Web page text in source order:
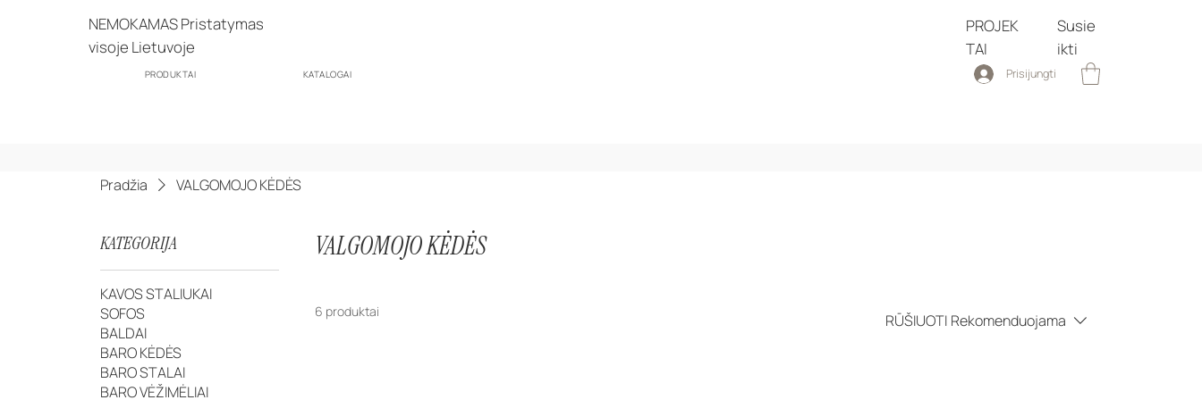
NEMOKAMAS Pristatymas
visoje Lietuvoje
PROJEK
TAI
Susie
ikti
PRODUKTAI KATALOGAI Prisijungti
Pradžia VALGOMOJO KĖDĖS
KATEGORIJA
KAVOS STALIUKAI
SOFOS
BALDAI
BARO KĖDĖS
BARO STALAI
BARO VĖŽIMĖLIAI
VALGOMOJO KĖDĖS
6 produktai RŪŠIUOTI Rekomenduojama